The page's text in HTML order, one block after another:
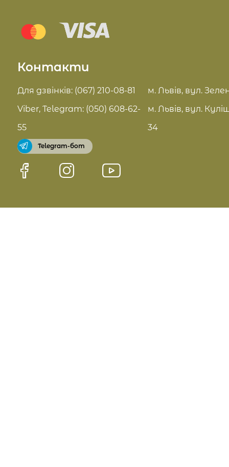
Актуальні знижки
Pro Age догляд
Відгуки
Договір оферти
Контакти
Для дзвінків: (067) 210-08-81
Viber, Telegram: (050) 608-62-
55
Telegram-бот
м. Львів, вул.
м. Львів, вул.
34